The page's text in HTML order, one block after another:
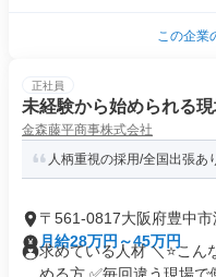
この企業
正社員
未経験から始められる
金森藤平商事株式会社
人柄重視の採用/全国出張あ
〒561-0817大阪府豊中市
月給28万円～45万円
求めている人材 ＼⭐こん